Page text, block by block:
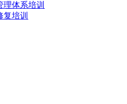
理体系培训
复培训